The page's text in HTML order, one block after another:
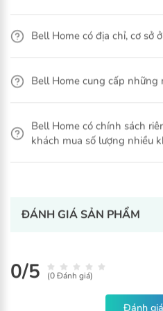
Áo quần sạch bẩn - lưu hương
Với sức mạnh làm sạch hiệu
Bell Home có địa chỉ, cơ sở
Bell Home cung cấp những
Bell Home có chính sách
khách mua số lượng nhiều
ĐÁNH GIÁ SẢN PHẨM
0/5 (0 Đánh giá)